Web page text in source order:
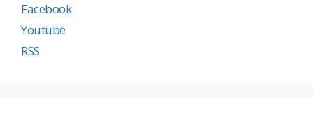
Facebook
Youtube
RSS